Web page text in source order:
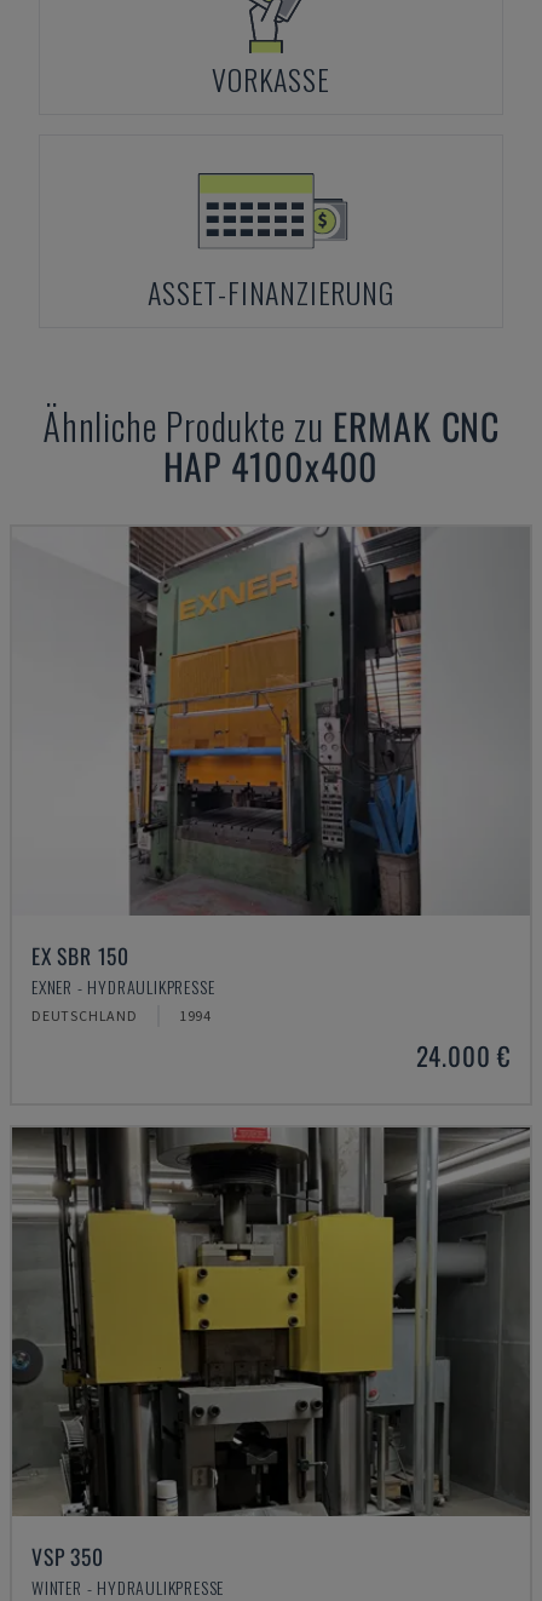
VORKASSE
ASSET-FINANZIERUNG
Ähnliche Produkte zu ERMAK CNC
HAP 4100x400
EX SBR 150
EXNER - HYDRAULIKPRESSE
DEUTSCHLAND 1994
24.000 €
VSP 350
WINTER - HYDRAULIKPRESSE